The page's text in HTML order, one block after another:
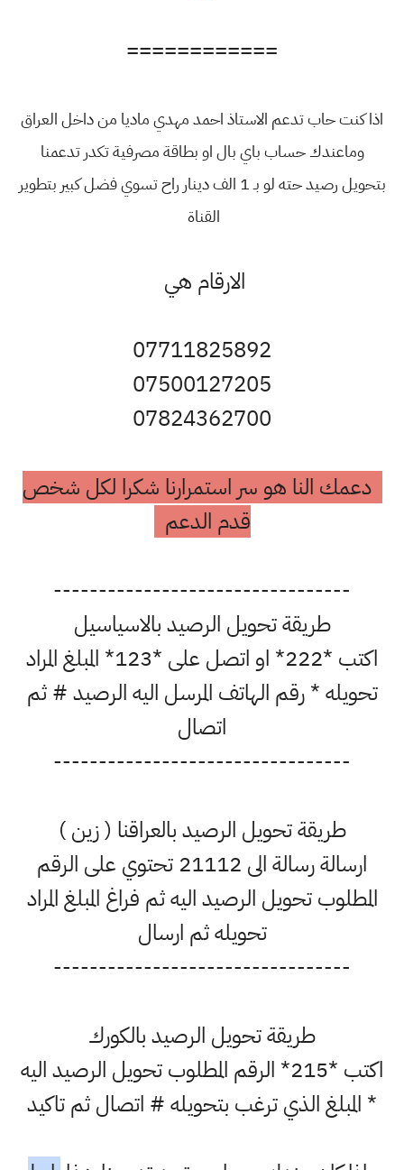
============
اذا كنت حاب تدعم الاستاذ احمد مهدي ماديا من داخل العراق
وماعندك حساب باي بال او بطاقة مصرفية تكدر تدعمنا
بتحويل رصيد حته لو بـ 1 الف دينار راح تسوي فضل كبير بتطوير
القناة
الارقام هي
07711825892
07500127205
07824362700
دعمك النا هو سر استمرارنا شكرا لكل شخص
قدم الدعم
---------------------------------
طريقة تحويل الرصيد بالاسياسيل
اكتب *222* او اتصل على *123* المبلغ المراد
تحويله * رقم الهاتف المرسل اليه الرصيد # ثم
اتصال
---------------------------------
طريقة تحويل الرصيد بالعراقنا ( زين )
ارسالة رسالة الى 21112 تحتوي على الرقم
المطلوب تحويل الرصيد اليه ثم فراغ المبلغ المراد
تحويله ثم ارسال
---------------------------------
طريقة تحويل الرصيد بالكورك
اكتب *215* الرقم المطلوب تحويل الرصيد اليه
* المبلغ الذي ترغب بتحويله # اتصال ثم تاكيد